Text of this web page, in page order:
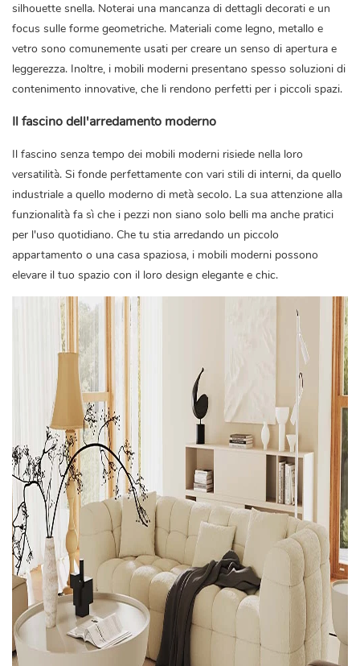
silhouette snella. Noterai una mancanza di dettagli decorati e un
focus sulle forme geometriche. Materiali come legno, metallo e
vetro sono comunemente usati per creare un senso di apertura e
leggerezza. Inoltre, i mobili moderni presentano spesso soluzioni di
contenimento innovative, che li rendono perfetti per i piccoli spazi.
Il fascino dell'arredamento moderno
Il fascino senza tempo dei mobili moderni risiede nella loro
versatilità. Si fonde perfettamente con vari stili di interni, da quello
industriale a quello moderno di metà secolo. La sua attenzione alla
funzionalità fa sì che i pezzi non siano solo belli ma anche pratici
per l'uso quotidiano. Che tu stia arredando un piccolo
appartamento o una casa spaziosa, i mobili moderni possono
elevare il tuo spazio con il loro design elegante e chic.